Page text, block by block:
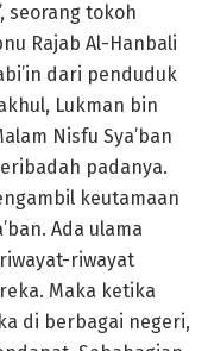
seorang tokoh
Rajab Al-Hanbali
dari penduduk
Lukman bin
Nisfu Sya’ban
padanya.
keutamaan
Ada ulama
riwayat
Maka ketika
di berbagai negeri,